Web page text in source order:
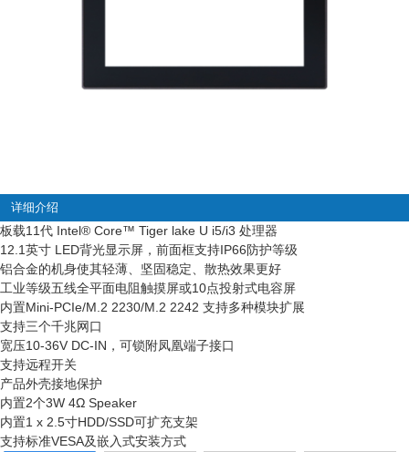
详细介绍
板载11代 Intel® Core™ Tiger lake U i5/i3 处理器
12.1英寸 LED背光显示屏，前面框支持IP66防护等级
铝合金的机身使其轻薄、坚固稳定、散热效果更好
工业等级五线全平面电阻触摸屏或10点投射式电容屏
内置Mini-PCIe/M.2 2230/M.2 2242 支持多种模块扩展
支持三个千兆网口
宽压10-36V DC-IN，可锁附凤凰端子接口
支持远程开关
产品外壳接地保护
内置2个3W 4Ω Speaker
内置1 x 2.5寸HDD/SSD可扩充支架
支持标准VESA及嵌入式安装方式